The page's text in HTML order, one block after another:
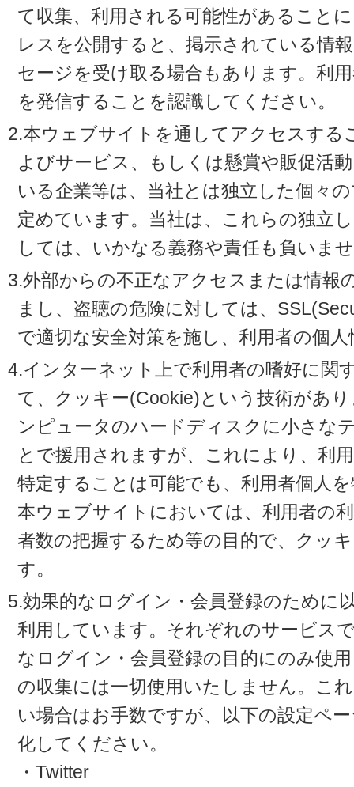
て収集、利用される可能性があること
レスを公開すると、掲示されている情
セージを受け取る場合もあります。利
を発信することを認識してください。
2.本ウェブサイトを通してアクセスする
よびサービス、もしくは懸賞や販促活
いる企業等は、当社とは独立した個々
定めています。当社は、これらの独立
しては、いかなる義務や責任も負いま
3.外部からの不正なアクセスまたは情報
まし、盗聴の危険に対しては、
で適切な安全対策を施し、利用者の個
4.インターネット上で利用者の嗜好に関
て、クッキー(Cookie)という技術があ
ンピュータのハードディスクに小さな
とで援用されますが、これにより、利
特定することは可能でも、利用者個人
本ウェブサイトにおいては、利用者の
者数の把握するため等の目的で、クッ
す。
5.効果的なログイン・会員登録のために
利用しています。それぞれのサービス
なログイン・会員登録の目的にのみ使
の収集には一切使用いたしません。こ
い場合はお手数ですが、以下の設定ペ
化してください。
・Twitter